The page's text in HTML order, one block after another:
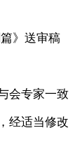
》送审稿
会专家一致
经适当修改